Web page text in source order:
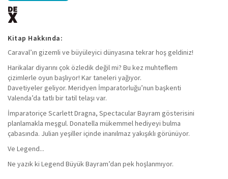
Kitap Hakkında:
Caraval’ın gizemli ve büyüleyici dünyasına tekrar hoş geldiniz!
Harikalar diyarını çok özledik değil mi? Bu kez muhteﬂem
çizimlerle oyun başlıyor! Kar taneleri yağıyor.
Davetiyeler geliyor. Meridyen İmparatorluğu’nun başkenti
Valenda’da tatlı bir tatil telaşı var.
İmparatoriçe Scarlett Dragna, Spectacular Bayram gösterisini
planlamakla meşgul. Donatella mükemmel hediyeyi bulma
çabasında. Julian yeşiller içinde inanılmaz yakışıklı görünüyor.
Ve Legend...
Ne yazık ki Legend Büyük Bayram’dan pek hoşlanmıyor.